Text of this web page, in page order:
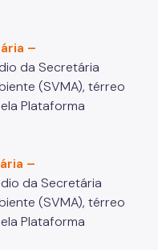
Ambiental
–
da Secretária
(SVMA), térreo
Plataforma
–
da Secretária
(SVMA), térreo
Plataforma